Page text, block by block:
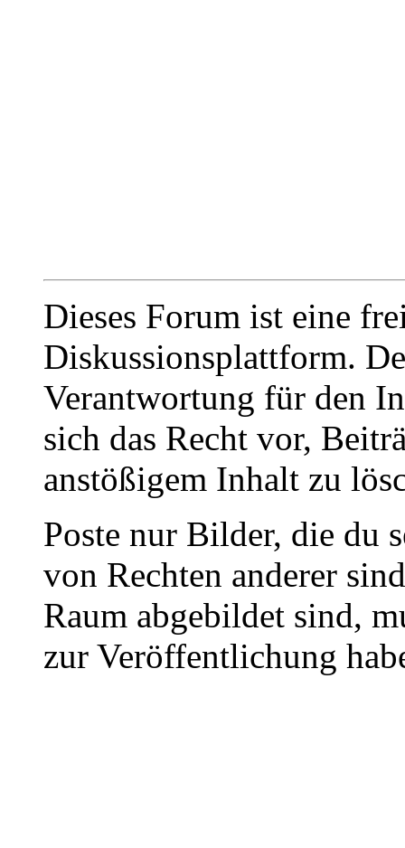
Dieses Forum ist eine
Diskussionsplattform.
Verantwortung für den
sich das Recht vor,
anstößigem Inhalt zu
Poste nur Bilder, die du
von Rechten anderer
Raum abgebildet sind,
zur Veröffentlichung